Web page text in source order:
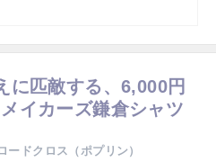
に匹敵する、6,000円
イカーズ鎌倉シャツ
ドクロス（ポプリン）